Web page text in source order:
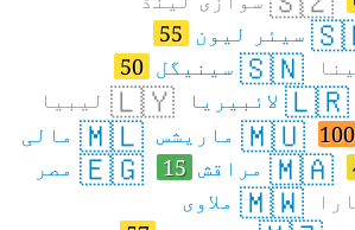
سیئر لیون 55
🇸🇳سینیگل 50
🇱🇷لائبیریا 🇱🇾لیبیا
100
🇲🇺ماریشس 🇲🇱مالی
🇲🇦مراقش 15
🇪🇬مصر
🇲🇼ملاوی